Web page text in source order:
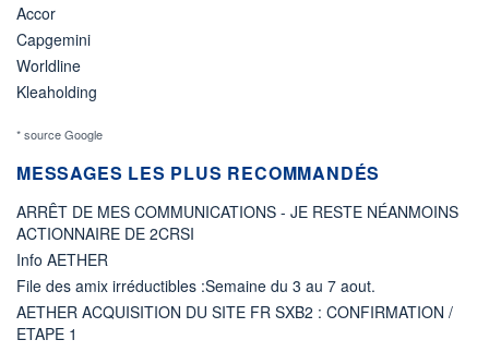
Accor
Capgemini
Worldline
Kleaholding
* source Google
MESSAGES LES PLUS RECOMMANDÉS
ARRÊT DE MES COMMUNICATIONS - JE RESTE NÉANMOINS
ACTIONNAIRE DE 2CRSI
Info AETHER
File des amix irréductibles :Semaine du 3 au 7 aout.
AETHER ACQUISITION DU SITE FR SXB2 : CONFIRMATION /
ETAPE 1